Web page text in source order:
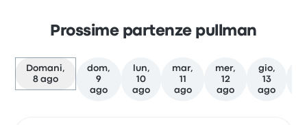
Prossime partenze pullman
Domani,
8 ago
dom,
9
ago
lun,
10
ago
mar,
11
ago
mer,
12
ago
gio,
13
ago